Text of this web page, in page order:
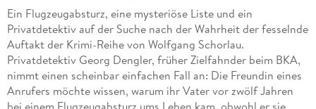
Ein Flugzeugabsturz, eine mysteriöse Liste und ein
Privatdetektiv auf der Suche nach der Wahrheit der fesselnde
Auftakt der Krimi-Reihe von Wolfgang Schorlau.
Privatdetektiv Georg Dengler, früher Zielfahnder beim BKA,
nimmt einen scheinbar einfachen Fall an: Die Freundin eines
Anrufers möchte wissen, warum ihr Vater vor zwölf Jahren